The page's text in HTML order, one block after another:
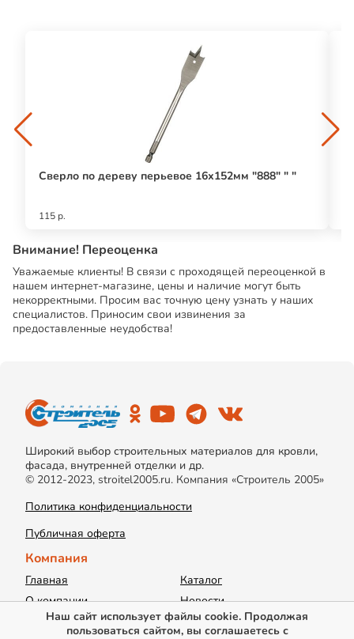
Сверло по дереву перьевое 16х152мм "888" " "
115 р.
Внимание! Переоценка
Уважаемые клиенты! В связи с проходящей переоценкой в
нашем интернет-магазине, цены и наличие могут быть
некорректными. Просим вас точную цену узнать у наших
специалистов. Приносим свои извинения за
предоставленные неудобства!
Широкий выбор строительных материалов для кровли,
фасада, внутренней отделки и др.
© 2012-2023, stroitel2005.ru. Компания «Строитель 2005»
Политика конфиденциальности
Публичная оферта
Компания
Главная
Каталог
О компании
Новости
Акции
Доставка
Наш сайт использует файлы cookie. Продолжая
пользоваться сайтом, вы соглашаетесь с